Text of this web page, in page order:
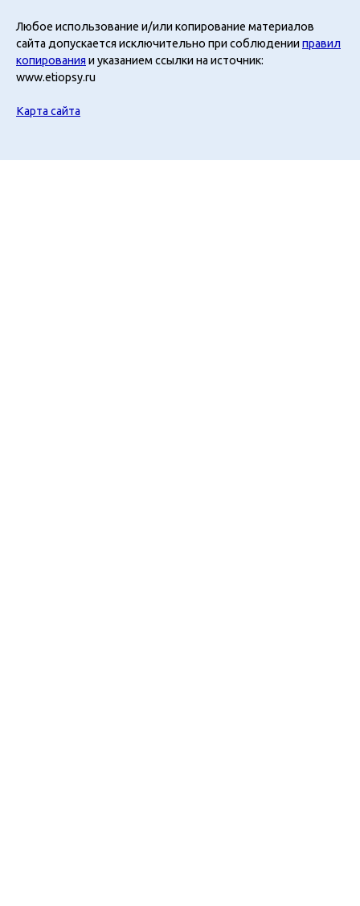
Любое использование и/или копирование материалов
сайта допускается исключительно при соблюденииправил
копирования и указанием ссылки на источник:
www.etiopsy.ru
Карта сайта